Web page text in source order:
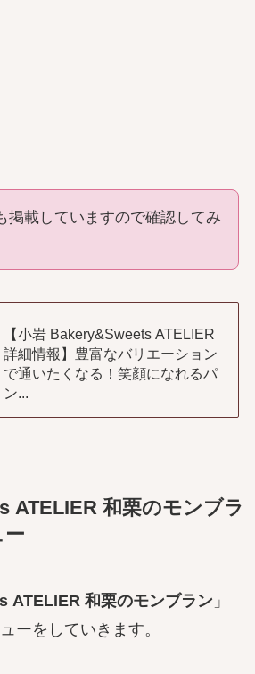
掲載していますので確認してみ
【小岩 Bakery&Sweets ATELIER
詳細情報】豊富なバリエーション
で通いたくなる！笑顔になれるパ
ン...
ATELIER 和栗のモンブラ
ー
ATELIER 和栗のモンブラン」
ーをしていきます。